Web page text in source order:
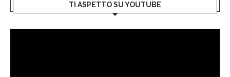
TI ASPETTO SU YOUTUBE